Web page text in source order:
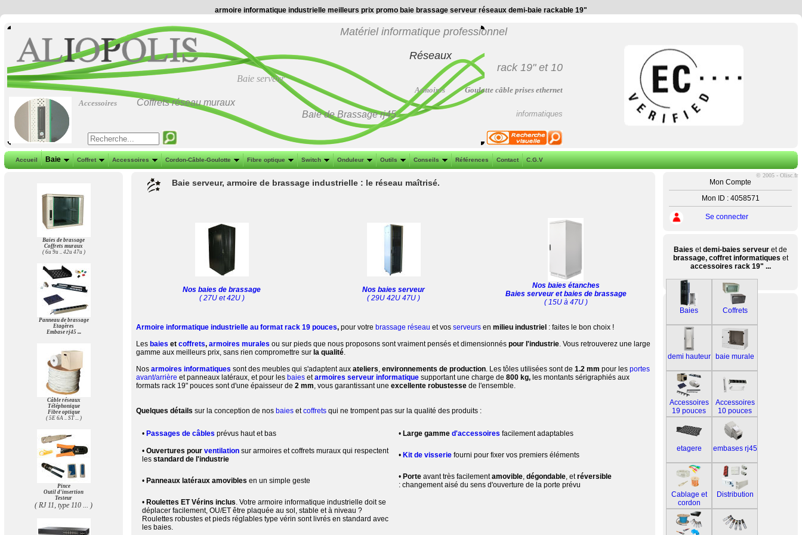
armoire informatique industrielle meilleurs prix promo baie brassage serveur réseaux demi-baie rackable 19"
Matériel informatique professionnel
Réseaux
rack 19"et10
Baie serveur
Armoires
Goulotte câble prises ethernet
Accessoires
Coffrets réseau muraux
informatiques
Baie de Brassage rj45
Accueil Baie Coffret Accessoires Cordon-Câble-Goulotte Fibre optique Switch Onduleur Outils Conseils Références Contact C.G.V
© 2005 - Olisc.fr
Mon Compte
Mon ID : 4058571
Se connecter
Baiesetdemi-baies serveuret de
brassage, coffret informatiques et
accessoires rack 19" ...
Baies Coffrets
demi hauteur baie murale
Accessoires
19 pouces
Accessoires
10 pouces
etagere embases rj45
Cablage et
cordon
Distribution
Baie serveur, armoire de brassage industrielle : le réseau maîtrisé.
Nos baies de brassage
( 27U et 42U )
Nos baies serveur
( 29U 42U 47U )
Nos baies étanches
Baies serveur et baies de brassage
( 15U à 47U )
Armoire informatique industrielle au format rack 19 pouces, pour votre brassage réseau et vos serveursen milieu industriel : faites le bon choix !
Les baies et coffrets, armoires murales ou sur pieds que nous proposons sont vraiment pensés et dimensionnés pour l'industrie. Vous retrouverez une large
gamme aux meilleurs prix, sans rien compromettre sur la qualité.
Nos armoires informatiques sont des meubles qui s'adaptent aux ateliers, environnements de production. Les tôles utilisées sont de 1.2 mm pour les portes
avant/arrière et panneaux latéraux, et pour les baiesetarmoires serveur informatique supportant une charge de 800 kg,les montants sérigraphiés aux
formats rack 19" pouces sont d'une épaisseur de 2 mm, vous garantissant une excellente robustesse de l'ensemble.
Quelques détails sur la conception de nos baiesetcoffretsqui ne trompent pas sur la qualité des produits :
• Passages de câbles prévus haut et bas • Large gamme d'accessoires facilement adaptables
• Ouvertures pour ventilationsur armoires et coffrets muraux qui respectent
les standard de l'industrie • Kit de visserie fourni pour fixer vos premiers éléments
• Panneaux latéraux amovibles en un simple geste • Porteavant très facilementamovible, dégondable, etréversible
: changement aisé du sens d'ouverture de la porte prévu
• Roulettes ET Vérins inclus. Votre armoire informatique industrielle doit se
déplacer facilement, OU/ET être plaquée au sol, stable et à niveau ?
Roulettes robustes et pieds réglables type vérin sont livrés en standard avec
les baies.
Baies de brassage
Coffrets muraux
( 6u 9u .. 42u 47u )
Panneau de brassage
Etagères
Embase rj45 ...
Câble réseaux
Téléphonique
Fibre optique
( 5E 6A .. ST ... )
Pince
Outil d'insertion
Testeur
( RJ 11, type 110 ... )